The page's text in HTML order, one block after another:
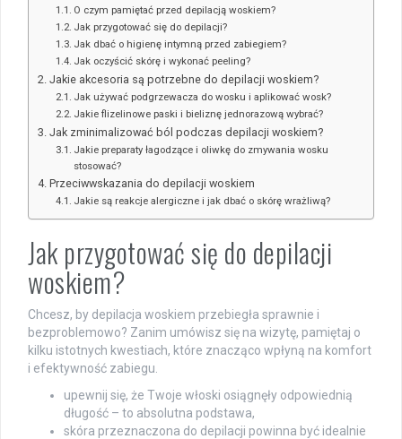
O czym pamiętać przed depilacją woskiem?
Jak przygotować się do depilacji?
Jak dbać o higienę intymną przed zabiegiem?
Jak oczyścić skórę i wykonać peeling?
Jakie akcesoria są potrzebne do depilacji woskiem?
Jak używać podgrzewacza do wosku i aplikować wosk?
Jakie flizelinowe paski i bieliznę jednorazową wybrać?
Jak zminimalizować ból podczas depilacji woskiem?
Jakie preparaty łagodzące i oliwkę do zmywania wosku
stosować?
Przeciwwskazania do depilacji woskiem
Jakie są reakcje alergiczne i jak dbać o skórę wrażliwą?
Jak przygotować się do depilacji
woskiem?
Chcesz, by depilacja woskiem przebiegła sprawnie i
bezproblemowo? Zanim umówisz się na wizytę, pamiętaj o
kilku istotnych kwestiach, które znacząco wpłyną na komfort
i efektywność zabiegu.
upewnij się, że Twoje włoski osiągnęły odpowiednią
długość – to absolutna podstawa,
skóra przeznaczona do depilacji powinna być idealnie